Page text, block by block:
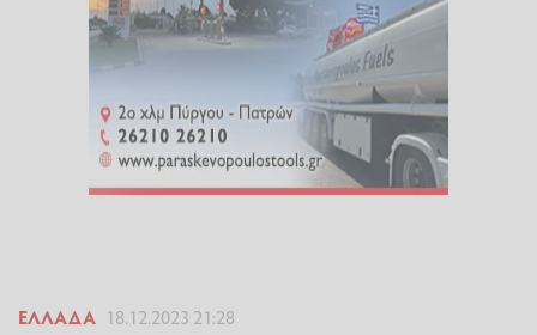
ΕΛΛΆΔΑ 18.12.2023 21:28